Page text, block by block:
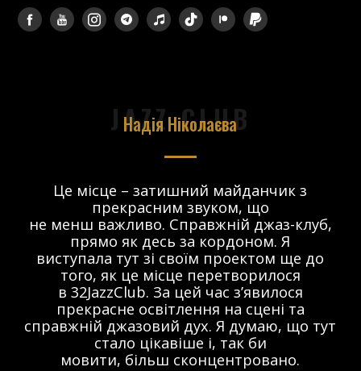
JAZZ CLUB
Надія Ніколаєва
Це місце – затишний майданчик з
прекрасним звуком, що
не менш важливо. Справжній джаз-клуб,
прямо як десь за кордоном. Я
виступала тут зі своїм проектом ще до
того, як це місце перетворилося
в 32JazzClub. За цей час з’явилося
прекрасне освітлення на сцені та
справжній джазовий дух. Я думаю, що тут
стало цікавіше і, так би
мовити, більш сконцентровано.